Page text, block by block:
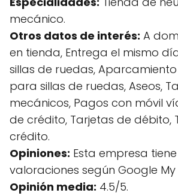
mecánico.
Otros datos de interés: A
en tienda, Entrega el mismo
sillas de ruedas,
para sillas de ruedas, Aseos,
mecánicos, Pagos con móvil
de crédito, Tarjetas de débito,
crédito.
Opiniones: Esta empresa
valoraciones según Google My
Opinión media: 4.5/5.